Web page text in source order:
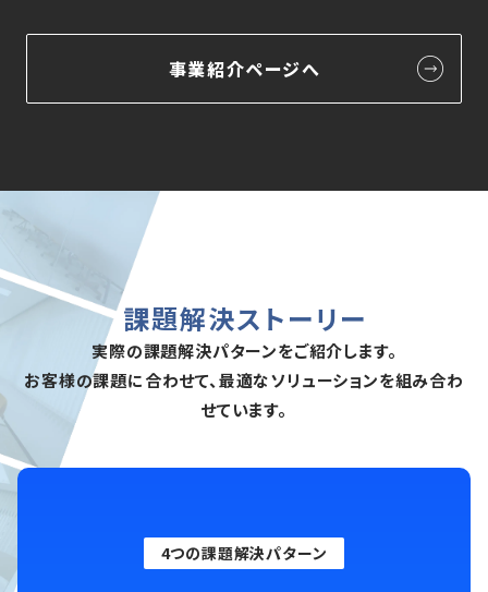
事業紹介ページへ
課題解決ストーリー
実際の課題解決パターンをご紹介します。
お客様の課題に合わせて、最適なソリューションを組み合わ
せています。
4つの課題解決パターン